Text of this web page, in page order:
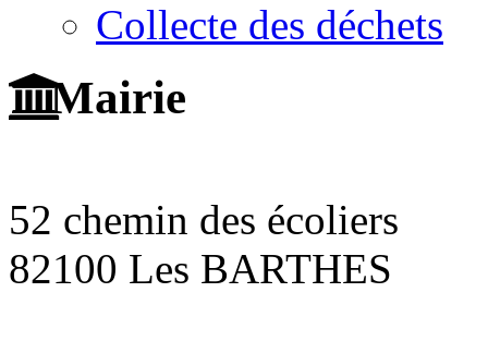
Collecte des déchets
Mairie
52 chemin des écoliers
82100 Les BARTHES